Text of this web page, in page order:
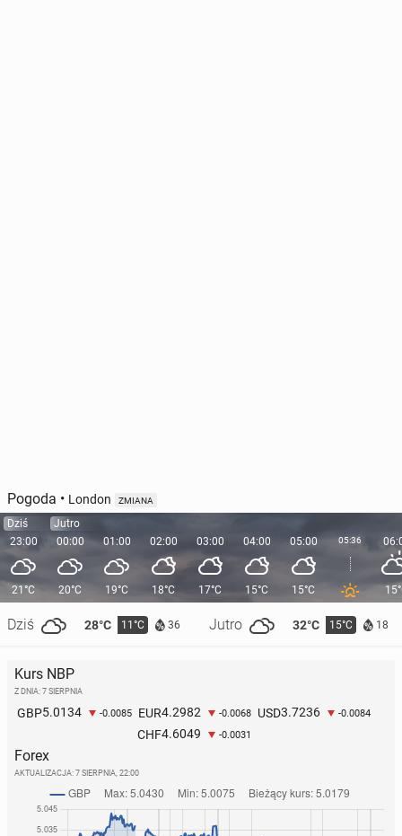
Pogoda • London ZMIANA
Dziś
23:00
21°C
Dziś 28°C 11°C 36 Jutro 32°C 15°C 18
Jutro
00:00
20°C
01:00
19°C
02:00
18°C
03:00
17°C
04:00
15°C
05:00
15°C
05:36
Kurs NBP
Z DNIA: 7 SIERPNIA
GBP5.0134 -0.0085 EUR4.2982 -0.0068 USD3.7236 -0.0084
CHF4.6049 -0.0031
Forex
AKTUALIZACJA: 7 SIERPNIA, 22:00